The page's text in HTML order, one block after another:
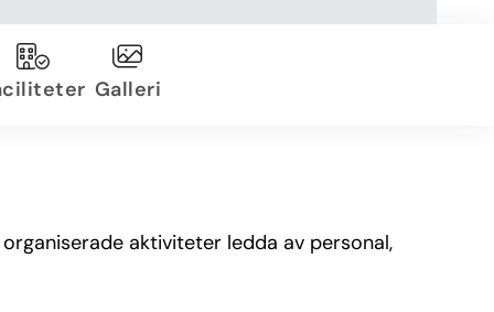
Galleri
aktiviteter ledda av personal,